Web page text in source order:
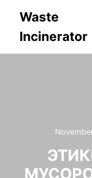
Waste
Incinerator